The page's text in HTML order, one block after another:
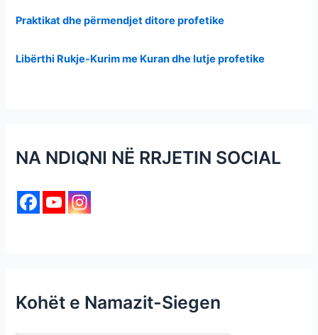
Praktikat dhe përmendjet ditore profetike
Libërthi Rukje-Kurim me Kuran dhe lutje profetike
NA NDIQNI NË RRJETIN SOCIAL
Kohët e Namazit-Siegen